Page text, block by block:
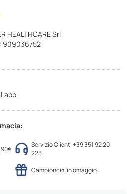
HEALTHCARE Srl
909036752
Servizio Clienti +39 351 92 20
225
Campioncini in omaggio